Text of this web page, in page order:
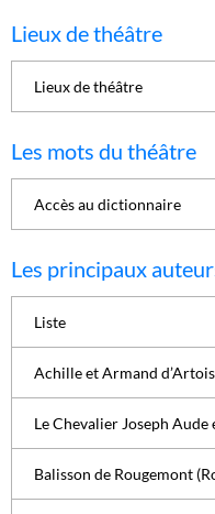
Lieux de théâtre
Lieux de théâtre
Les mots du théâtre
Accès au dictionnaire
Les principaux
Liste
Achille et Armand
Le Chevalier Joseph Aude
Balisson de Rougemont